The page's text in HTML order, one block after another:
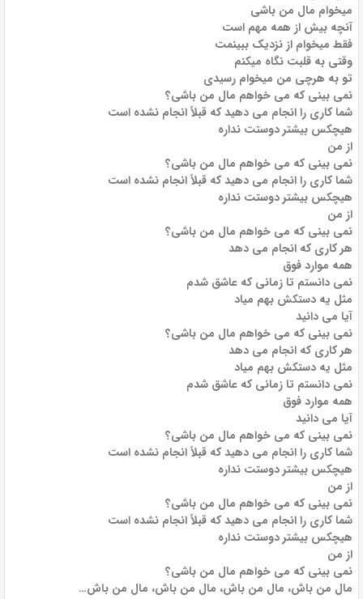
میخوام مال من باشی
آنچه بیش از همه مهم است
فقط میخوام از نزدیک ببینمت
وقتی به قلبت نگاه میکنم
تو به هرچی من میخوام رسیدی
نمی بینی که می خواهم مال من باشی؟
شما کاری را انجام می دهید که قبلاً انجام نشده است
هیچکس بیشتر دوستت نداره
از من
نمی بینی که می خواهم مال من باشی؟
شما کاری را انجام می دهید که قبلاً انجام نشده است
هیچکس بیشتر دوستت نداره
از من
نمی بینی که می خواهم مال من باشی؟
هر کاری که انجام می دهد
همه موارد فوق
نمی دانستم تا زمانی که عاشق شدم
مثل یه دستکش بهم میاد
آیا می دانید
نمی بینی که می خواهم مال من باشی؟
هر کاری که انجام می دهد
مثل یه دستکش بهم میاد
نمی دانستم تا زمانی که عاشق شدم
همه موارد فوق
آیا می دانید
نمی بینی که می خواهم مال من باشی؟
شما کاری را انجام می دهید که قبلاً انجام نشده است
هیچکس بیشتر دوستت نداره
از من
نمی بینی که می خواهم مال من باشی؟
شما کاری را انجام می دهید که قبلاً انجام نشده است
هیچکس بیشتر دوستت نداره
از من
نمی بینی که می خواهم مال من باشی؟
مال من باش، مال من باش، مال من باش، مال من باش…